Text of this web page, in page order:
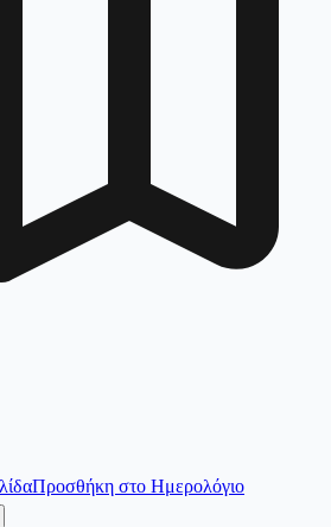
Προσθήκη στο Ημερολόγιο